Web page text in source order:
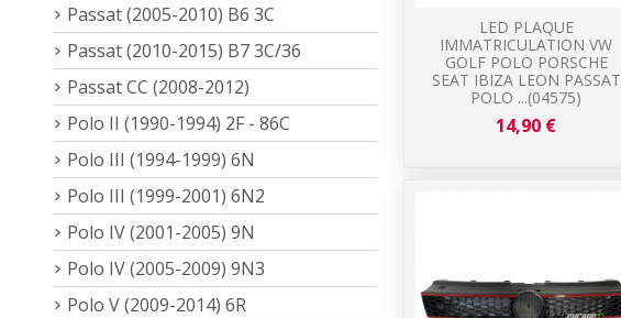
LED PLAQUE
IMMATRICULATION VW
GOLF POLO PORSCHE
SEAT IBIZA LEON PASSAT
POLO ...(04575)
14,90 €
Passat (2005-2010) B6 3C
Passat (2010-2015) B7 3C/36
Passat CC (2008-2012)
Polo II (1990-1994) 2F - 86C
Polo III (1994-1999) 6N
Polo III (1999-2001) 6N2
Polo IV (2001-2005) 9N
Polo IV (2005-2009) 9N3
Polo V (2009-2014) 6R